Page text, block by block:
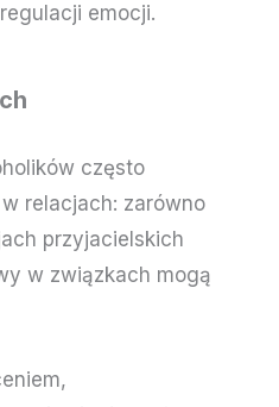
emocji.
często
relacjach: zarówno
przyjacielskich
w związkach mogą